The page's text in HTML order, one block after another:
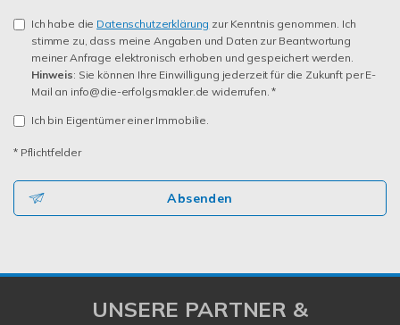
Ich habe die Datenschutzerklärung zur Kenntnis genommen. Ich
stimme zu, dass meine Angaben und Daten zur Beantwortung
meiner Anfrage elektronisch erhoben und gespeichert werden.
Hinweis: Sie können Ihre Einwilligung jederzeit für die Zukunft per E-
Mail an info@die-erfolgsmakler.de widerrufen. *
Ich bin Eigentümer einer Immobilie.
* Pflichtfelder
Absenden
UNSERE PARTNER &